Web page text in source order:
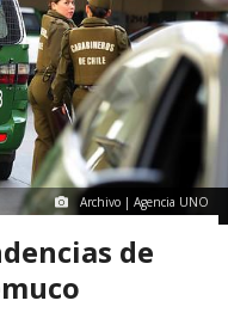
Archivo | Agencia UNO
de